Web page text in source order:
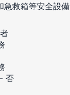
急救箱等安全設備
否